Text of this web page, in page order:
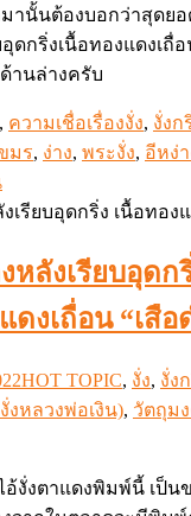
านั้นต้องบอกว่าสุดย
ดกริ่งเนื้อทองแดงเถื่
านล่างครับ
, ความเชื่อเรื่องงั่ง, งั่งก
มร, ง่าง, พระงั่ง, อีหง่า
หลังเรียบอุด
ดงเถื่อน “เสือ
HOT TOPIC, งั่ง, งั่ง
งหลวงพ่อเงิน), วัตถุม
อ้งั่งตาแดงพิมพ์นี้ เป็น